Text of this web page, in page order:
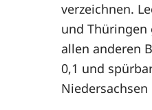
verzeichnen.
und Thüringen
allen anderen
0,1 und